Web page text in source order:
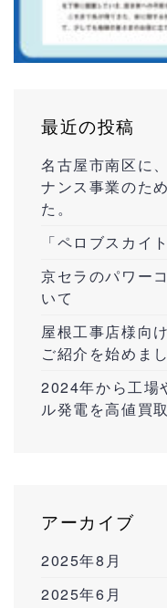
最近の投稿
名古屋市南区に
ナンス事業のた
た。
「ペロブスカイ
京セラのパワー
いて
屋根工事店様向
ご紹介を始めまし
2024年から工場
ル発電を高値買
アーカイブ
2025年8月
2025年6月